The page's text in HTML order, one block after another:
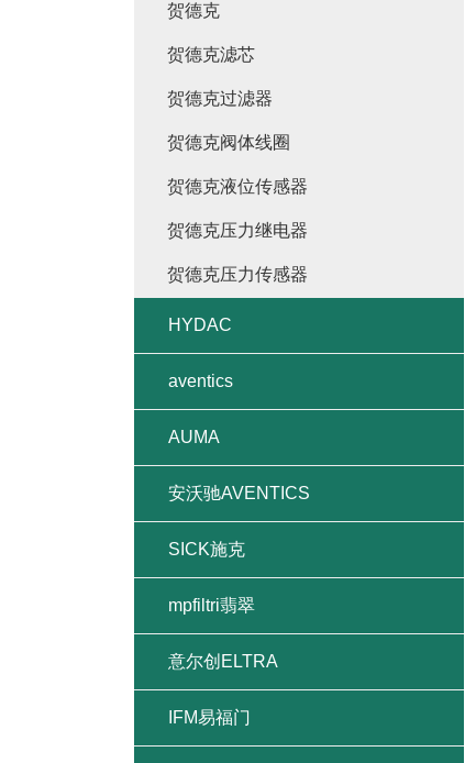
贺德克
贺德克滤芯
贺德克过滤器
贺德克阀体线圈
贺德克液位传感器
贺德克压力继电器
贺德克压力传感器
HYDAC
aventics
AUMA
安沃驰AVENTICS
SICK施克
mpfiltri翡翠
意尔创ELTRA
IFM易福门